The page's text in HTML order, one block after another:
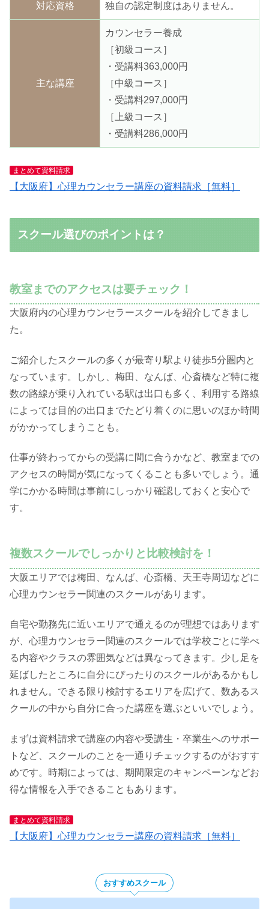
対応資格 独自の認定制度はありません。
主な講座
カウンセラー養成
［初級コース］
・受講料363,000円
［中級コース］
・受講料297,000円
［上級コース］
・受講料286,000円
まとめて資料請求
【大阪府】心理カウンセラー講座の資料請求［無料］
スクール選びのポイントは？
教室までのアクセスは要チェック！
大阪府内の心理カウンセラースクールを紹介してきまし
た。
ご紹介したスクールの多くが最寄り駅より徒歩5分圏内と
なっています。しかし、梅田、なんば、心斎橋など特に複
数の路線が乗り入れている駅は出口も多く、利用する路線
によっては目的の出口までたどり着くのに思いのほか時間
がかかってしまうことも。
仕事が終わってからの受講に間に合うかなど、教室までの
アクセスの時間が気になってくることも多いでしょう。通
学にかかる時間は事前にしっかり確認しておくと安心で
す。
複数スクールでしっかりと比較検討を！
大阪エリアでは梅田、なんば、心斎橋、天王寺周辺などに
心理カウンセラー関連のスクールがあります。
自宅や勤務先に近いエリアで通えるのが理想ではあります
が、心理カウンセラー関連のスクールでは学校ごとに学べ
る内容やクラスの雰囲気などは異なってきます。少し足を
延ばしたところに自分にぴったりのスクールがあるかもし
れません。できる限り検討するエリアを広げて、数あるス
クールの中から自分に合った講座を選ぶといいでしょう。
まずは資料請求で講座の内容や受講生・卒業生へのサポー
トなど、スクールのことを一通りチェックするのがおすす
めです。時期によっては、期間限定のキャンペーンなどお
得な情報を入手できることもあります。
まとめて資料請求
【大阪府】心理カウンセラー講座の資料請求［無料］
おすすめスクール